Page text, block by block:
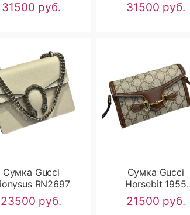
31500 руб. 31500 руб.
Сумка Gucci
RN2697
23500 руб.
Сумка Gucci
Horsebit 1955
RN2696
21500 руб.